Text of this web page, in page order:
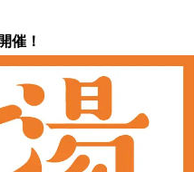
催！